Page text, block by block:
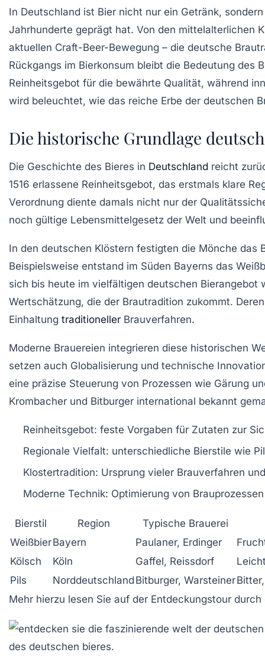
In Deutschland ist Bier nicht nur ein Getränk,
Jahrhunderte geprägt hat. Von den mittelalterlichen
aktuellen Craft-Beer-Bewegung – die deutsche
Rückgangs im Bierkonsum bleibt die Bedeutung des
Reinheitsgebot für die bewährte Qualität, während
wird beleuchtet, wie das reiche Erbe der deutschen
Die historische Grundlage
Die Geschichte des Bieres in Deutschland reicht
1516 erlassene Reinheitsgebot, das erstmals klare
Verordnung diente damals nicht nur der
noch gültige Lebensmittelgesetz der Welt und
In den deutschen Klöstern festigten die Mönche
Beispielsweise entstand im Süden Bayerns das
sich bis heute im vielfältigen deutschen
Wertschätzung, die der Brautradition zukommt.
Einhaltung traditioneller Brauverfahren.
Moderne Brauereien integrieren diese historischen
setzen auch Globalisierung und technische
eine präzise Steuerung von Prozessen wie Gärung
Krombacher und Bitburger international bekannt
Reinheitsgebot: feste Vorgaben für Zutaten zur
Regionale Vielfalt: unterschiedliche Bierstile wie
Klostertradition: Ursprung vieler Brauverfahren
Moderne Technik: Optimierung von
Bierstil Region
Typische Brauerei
WeißbierBayern Paulaner, Erdinger
Kölsch
Köln Gaffel, Reissdorf
Pils
Norddeutschland Bitburger, Warsteiner
Mehr hierzu lesen Sie auf der Entdeckungstour